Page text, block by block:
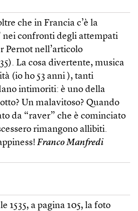
che in Francia c’è la
nei confronti degli attempati
Pernot nell’articolo
La cosa divertente, musica
(io ho 53 anni ), tanti
intimoriti: è uno della
Un malavitoso? Quando
da “raver” che è cominciato
rimangono allibiti.
Franco Manfredi
1535, a pagina 105, la foto